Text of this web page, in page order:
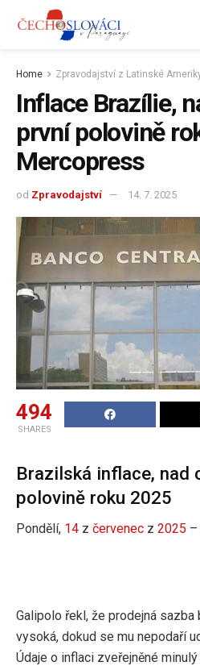
Home Zpravodajství z Latinské
Inflace Brazílie,
první polovině
Mercopress
od Zpravodajství 14. 7. 2025
494
SHARES
Brazilská inflace, nad
polovině roku 2025
Pondělí, 14 z červenec z 2025 –
Galipolo řekl, že prodejná sazba
vysoká, dokud se mu nepodaří
Údaje o inflaci zveřejněné